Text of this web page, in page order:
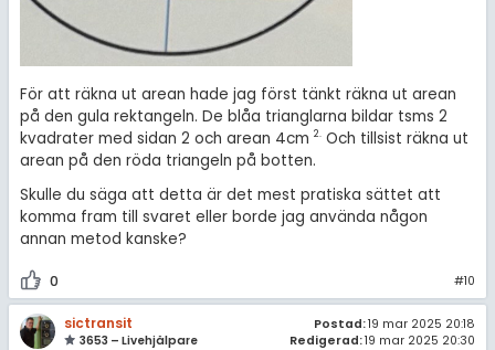
För att räkna ut arean hade jag först tänkt räkna ut arean
på den gula rektangeln. De blåa trianglarna bildar tsms 2
kvadrater med sidan 2 och arean 4cm 2.Och tillsist räkna ut
arean på den röda triangeln på botten.
Skulle du säga att detta är det mest pratiska sättet att
komma fram till svaret eller borde jag använda någon
annan metod kanske?
0 #10
sictransit
3653 – Livehjälpare
Postad:19 mar 2025 20:18
Redigerad:19 mar 2025 20:30